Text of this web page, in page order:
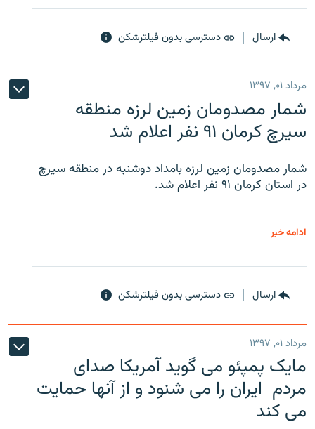
ارسال دسترسی بدون فیلترشکن
مرداد ۰۱, ۱۳۹۷
شمار مصدومان زمین لرزه منطقه
سیرچ کرمان ۹۱ نفر اعلام شد
شمار مصدومان زمین لرزه بامداد دوشنبه در منطقه سیرچ
در استان کرمان ۹۱ نفر اعلام شد.
ادامه خبر
ارسال دسترسی بدون فیلترشکن
مرداد ۰۱, ۱۳۹۷
مایک پمپئو می گوید آمریکا صدای
مردم ایران را می شنود و از آنها حمایت
می کند